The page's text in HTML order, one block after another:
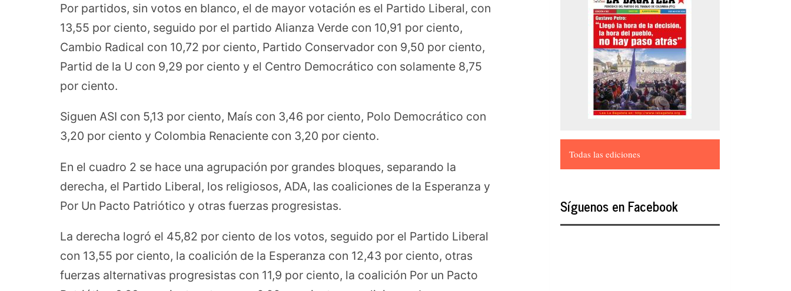
Por partidos, sin votos en blanco, el de mayor votación es el Partido Liberal, con
13,55 por ciento, seguido por el partido Alianza Verde con 10,91 por ciento,
Cambio Radical con 10,72 por ciento, Partido Conservador con 9,50 por ciento,
Partid de la U con 9,29 por ciento y el Centro Democrático con solamente 8,75
por ciento.
Siguen ASI con 5,13 por ciento, Maís con 3,46 por ciento, Polo Democrático con
3,20 por ciento y Colombia Renaciente con 3,20 por ciento.
En el cuadro 2 se hace una agrupación por grandes bloques, separando la
derecha, el Partido Liberal, los religiosos, ADA, las coaliciones de la Esperanza y
Por Un Pacto Patriótico y otras fuerzas progresistas.
La derecha logró el 45,82 por ciento de los votos, seguido por el Partido Liberal
con 13,55 por ciento, la coalición de la Esperanza con 12,43 por ciento, otras
fuerzas alternativas progresistas con 11,9 por ciento, la coalición Por un Pacto
Todas las ediciones
Síguenos en Facebook